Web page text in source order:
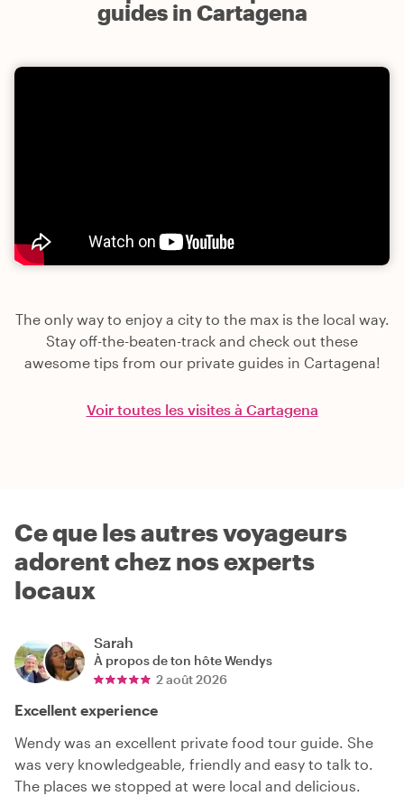
guides in Cartagena
The only way to enjoy a city to the max is the local way.
Stay off-the-beaten-track and check out these
awesome tips from our private guides in Cartagena!
Voir toutes les visites à Cartagena
Ce que les autres voyageurs
adorent chez nos experts
locaux
Sarah
À propos de ton hôteWendys
2 août 2026
Excellent experience
Wendy was an excellent private food tour guide. She
was very knowledgeable, friendly and easy to talk to.
The places we stopped at were local and delicious.